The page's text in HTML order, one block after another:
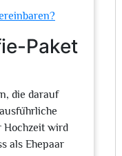
Paket
die darauf
Hochzeit wird
als Ehepaar